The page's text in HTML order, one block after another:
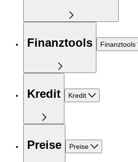
Finanztools Finanztools
Kredit Kredit
Preise Preise